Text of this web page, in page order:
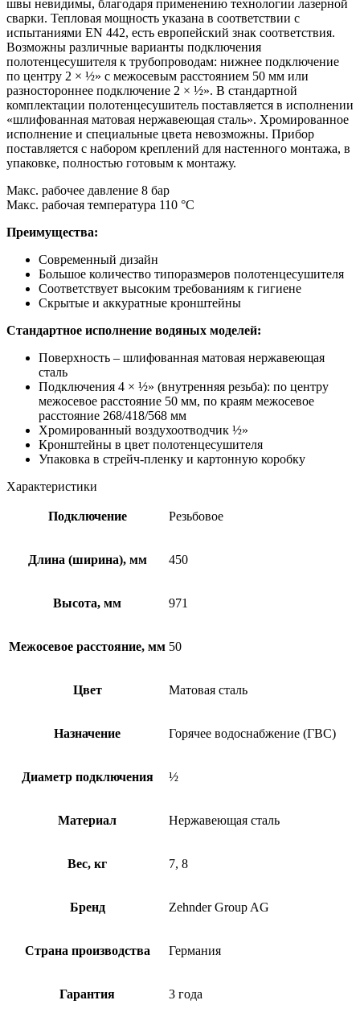
швы невидимы, благодаря применению технологии лазерной
сварки. Тепловая мощность указана в соответствии с
испытаниями EN 442, есть европейский знак соответствия.
Возможны различные варианты подключения
полотенцесушителя к трубопроводам: нижнее подключение
по центру 2 × ½» с межосевым расстоянием 50 мм или
разностороннее подключение 2 × ½». В стандартной
комплектации полотенцесушитель поставляется в исполнении
«шлифованная матовая нержавеющая сталь». Хромированное
исполнение и специальные цвета невозможны. Прибор
поставляется с набором креплений для настенного монтажа, в
упаковке, полностью готовым к монтажу.
Макс. рабочее давление 8 бар
Макс. рабочая температура 110 °C
Преимущества:
Современный дизайн
Большое количество типоразмеров полотенцесушителя
Соответствует высоким требованиям к гигиене
Скрытые и аккуратные кронштейны
Стандартное исполнение водяных моделей:
Поверхность – шлифованная матовая нержавеющая
сталь
Подключения 4 × ½» (внутренняя резьба): по центру
межосевое расстояние 50 мм, по краям межосевое
расстояние 268/418/568 мм
Хромированный воздухоотводчик ½»
Кронштейны в цвет полотенцесушителя
Упаковка в стрейч-пленку и картонную коробку
Характеристики
Подключение Резьбовое
Длина (ширина), мм 450
Высота, мм 971
Межосевое расстояние, мм 50
Цвет Матовая сталь
Назначение Горячее водоснабжение (ГВС)
Диаметр подключения ½
Материал Нержавеющая сталь
Вес, кг 7, 8
Бренд Zehnder Group AG
Страна производства Германия
Гарантия 3 года